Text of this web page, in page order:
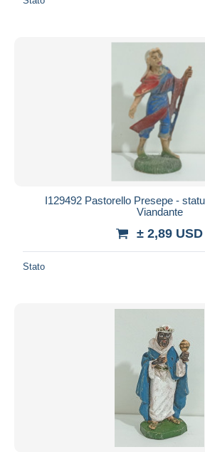
I129492 Pastorello Presepe -
Viandante
± 2,89 USD
Stato